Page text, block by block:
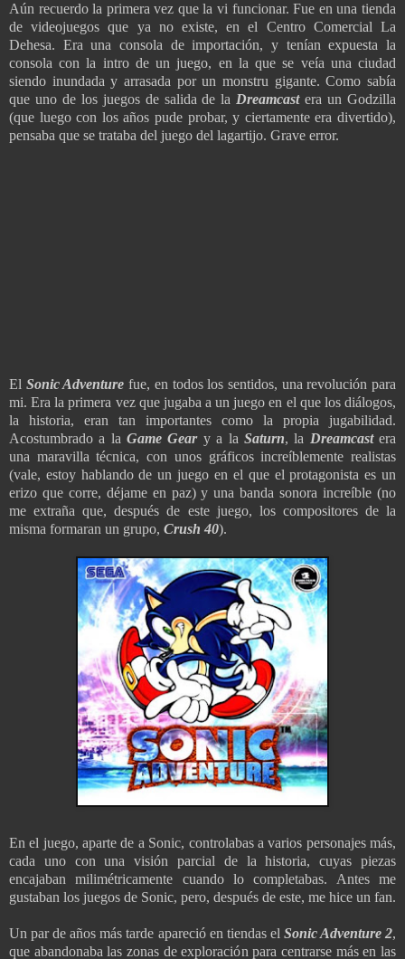
Aún recuerdo la primera vez que la vi funcionar. Fue en una tienda
de videojuegos que ya no existe, en el Centro Comercial La
Dehesa. Era una consola de importación, y tenían expuesta la
consola con la intro de un juego, en la que se veía una ciudad
siendo inundada y arrasada por un monstru gigante. Como sabía
que uno de los juegos de salida de la Dreamcastera un Godzilla
(que luego con los años pude probar, y ciertamente era divertido),
pensaba que se trataba del juego del lagartijo. Grave error.
El Sonic Adventure fue, en todos los sentidos, una revolución para
mi. Era la primera vez que jugaba a un juego en el que los diálogos,
la historia, eran tan importantes como la propia jugabilidad.
Acostumbrado a laGame Geary a la Saturn, la Dreamcastera
una maravilla técnica, con unos gráficos increíblemente realistas
(vale, estoy hablando de un juego en el que el protagonista es un
erizo que corre, déjame en paz) y una banda sonora increíble (no
me extraña que, después de este juego, los compositores de la
misma formaran un grupo, Crush 40).
En el juego, aparte de a Sonic, controlabas a varios personajes más,
cada uno con una visión parcial de la historia, cuyas piezas
encajaban milimétricamente cuando lo completabas. Antes me
gustaban los juegos de Sonic, pero, después de este, me hice un fan.
Un par de años más tarde apareció en tiendas el Sonic Adventure 2,
que abandonaba las zonas de exploración para centrarse más en las